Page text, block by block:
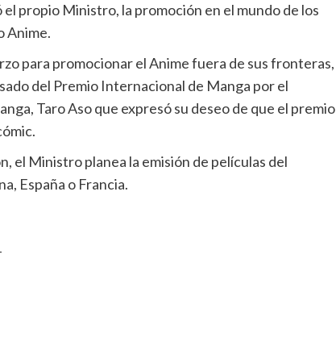
propio Ministro, la promoción en el mundo de los
Anime.
para promocionar el Anime fuera de sus fronteras,
del Premio Internacional de Manga por el
Taro Aso que expresó su deseo de que el premio
el Ministro planea la emisión de películas del
España o Francia.